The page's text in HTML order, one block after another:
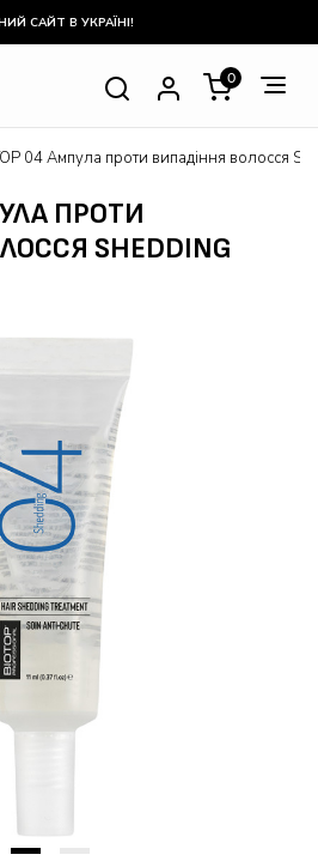
САЙТ В УКРАЇНІ!
0
04 Ампула проти випадіння волосся
ПРОТИ
SHEDDING